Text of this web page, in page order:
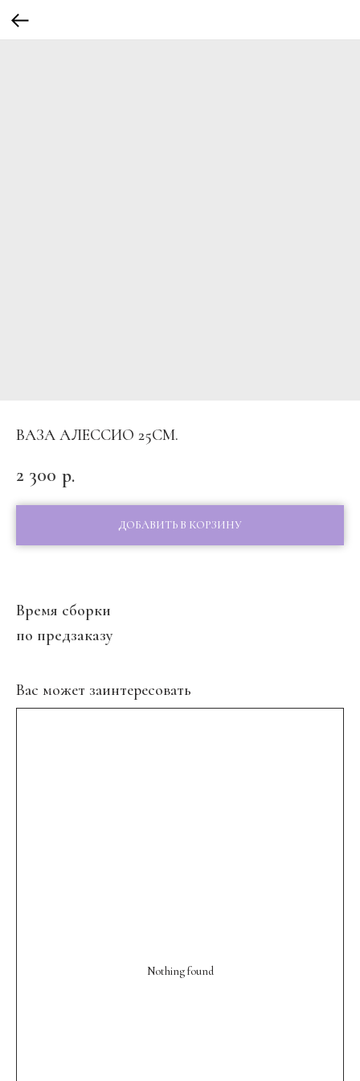
ВАЗА АЛЕССИО 25СМ.
2 300 р.
ДОБАВИТЬ В КОРЗИНУ
Время сборки
по предзаказу
Вас может заинтересовать
Nothing found